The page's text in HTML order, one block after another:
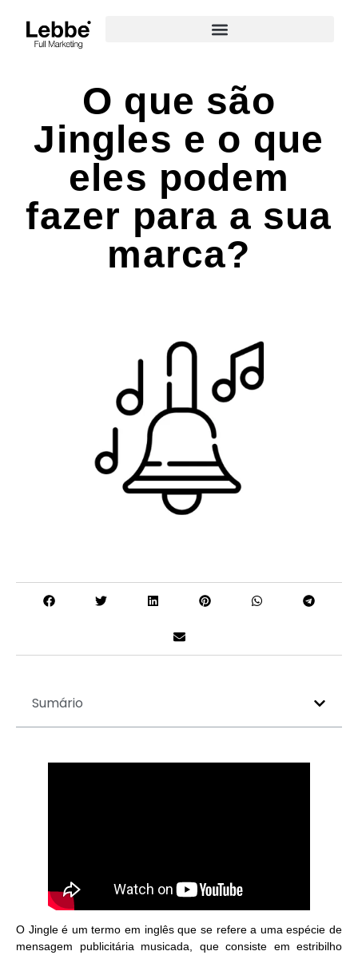
O que são
Jingles e o que
eles podem
fazer para a sua
marca?
Sumário
O Jingle é um termo em inglês que se refere a uma espécie de
mensagem publicitária musicada, que consiste em estribilho